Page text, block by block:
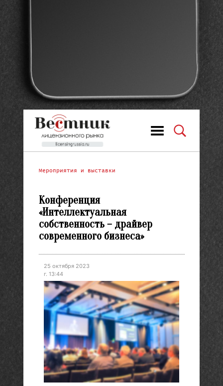
Мероприятия и выставки
Конференция
«Интеллектуальная
собственность – драйвер
современного бизнеса»
25 октября 2023
г. 13:44